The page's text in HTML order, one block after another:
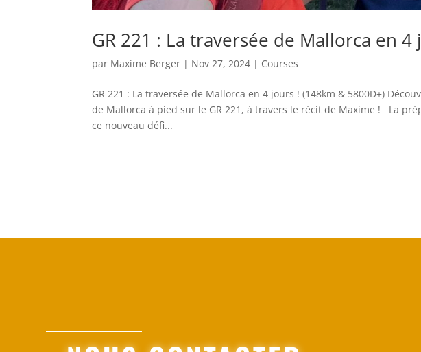
GR 221 : La traversée de Mallorca en
par Maxime Berger | Nov 27, 2024 | Courses
GR 221 : La traversée de Mallorca en 4 jours ! (148km & 5800D+)
de Mallorca à pied sur le GR 221, à travers le récit de Maxime ! La
ce nouveau défi...